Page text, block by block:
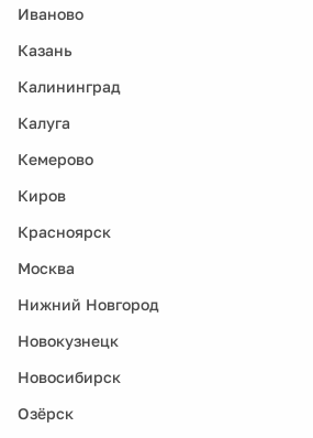
Иваново
Казань
Калининград
Калуга
Кемерово
Киров
Красноярск
Москва
Нижний Новгород
Новокузнецк
Новосибирск
Озёрск